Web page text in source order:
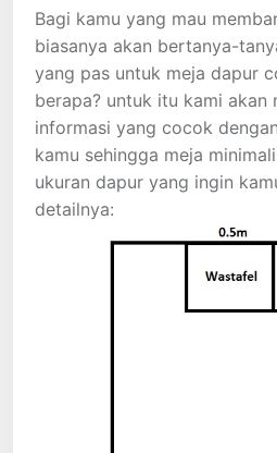
Bagi kamu yang mau
biasanya akan bertanya-
yang pas untuk meja dapur
berapa? untuk itu kami akan
informasi yang cocok
kamu sehingga meja
ukuran dapur yang ingin
detailnya: